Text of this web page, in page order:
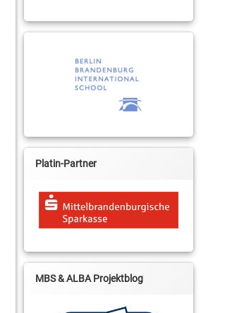
Platin-Partner
MBS & ALBA Projektblog